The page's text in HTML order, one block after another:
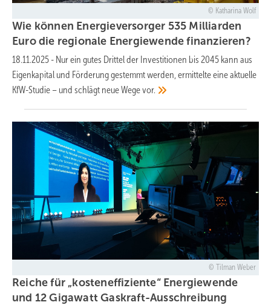
Katharina Wolf
Wie können Energieversorger 535 Milliarden
Euro die regionale Energiewendefinanzieren?
18.11.2025 - Nur ein gutes Drittel der Investitionen bis 2045 kann aus
Eigenkapital und Förderung gestemmt werden, ermittelte eine aktuelle
KfW-Studie – und schlägt neue Wegevor.
Tilman Weber
Reiche für „kosteneffiziente“ Energiewende
und 12 Gigawatt Gaskraft-Ausschreibung